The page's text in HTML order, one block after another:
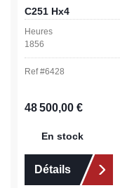
C251 Hx4
Heures
1856
Ref #6428
Prix régulier :
48 500,00 €
En stock
Détails